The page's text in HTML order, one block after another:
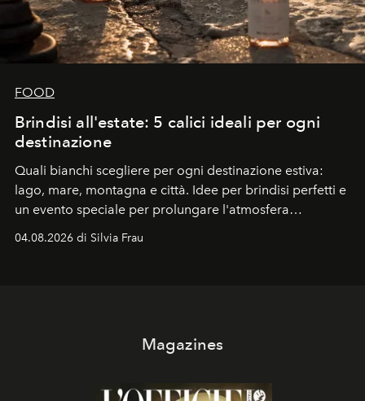
FOOD
Brindisi all'estate: 5 calici ideali per ogni
destinazione
Quali bianchi scegliere per ogni destinazione estiva:
lago, mare, montagna e città. Idee per brindisi perfetti e
un evento speciale per prolungare l'atmosfera
04.08.2026 di Silvia Frau
Magazines